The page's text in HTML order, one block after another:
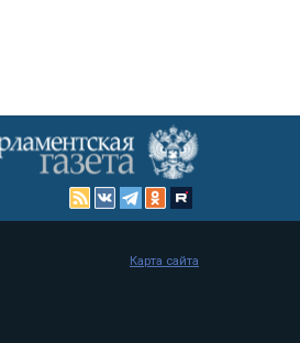
Карта сайта